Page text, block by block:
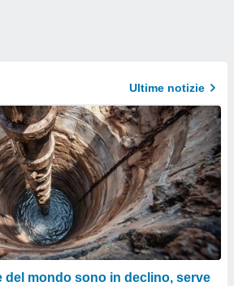
Ultime notizie
del mondo sono in declino, serve